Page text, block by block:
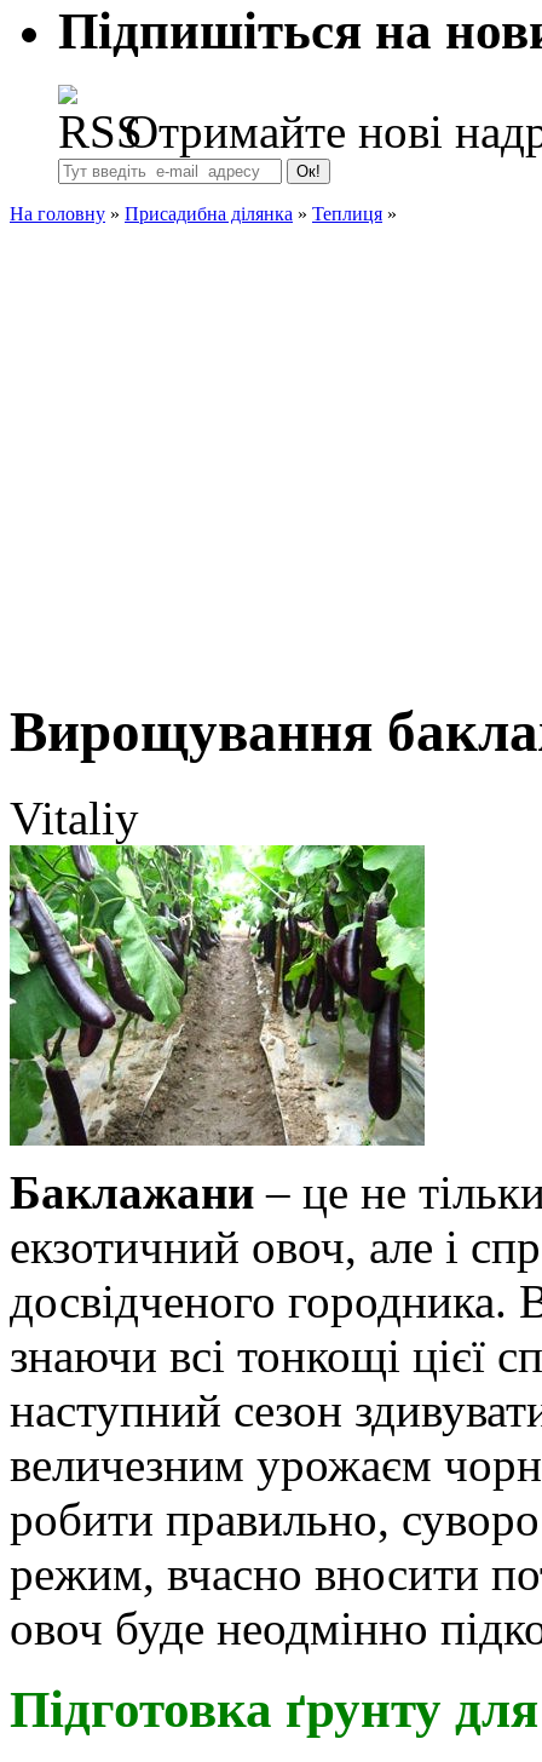
Підпишіться на
Отримайте нові
На головну » Присадибна ділянка » Теплиця »
Вирощування
Vitaliy
Баклажани – це не
екзотичний овоч, але і
досвідченого городника.
знаючи всі тонкощі цієї
наступний сезон
величезним урожаєм
робити правильно,
режим, вчасно вносити
овоч буде неодмінно
Підготовка ґрунту